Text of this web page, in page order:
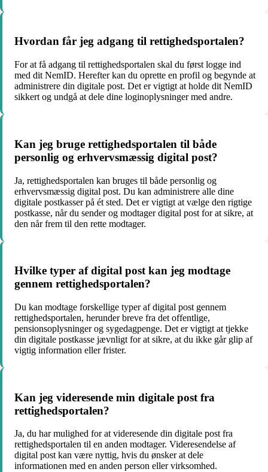
Hvordan får jeg adgang til rettighedsportalen?
For at få adgang til rettighedsportalen skal du først logge ind
med dit NemID. Herefter kan du oprette en profil og begynde at
administrere din digitale post. Det er vigtigt at holde dit NemID
sikkert og undgå at dele dine loginoplysninger med andre.
Kan jeg bruge rettighedsportalen til både
personlig og erhvervsmæssig digital post?
Ja, rettighedsportalen kan bruges til både personlig og
erhvervsmæssig digital post. Du kan administrere alle dine
digitale postkasser på ét sted. Det er vigtigt at vælge den rigtige
postkasse, når du sender og modtager digital post for at sikre, at
den når frem til den rette modtager.
Hvilke typer af digital post kan jeg modtage
gennem rettighedsportalen?
Du kan modtage forskellige typer af digital post gennem
rettighedsportalen, herunder breve fra det offentlige,
pensionsoplysninger og sygedagpenge. Det er vigtigt at tjekke
din digitale postkasse jævnligt for at sikre, at du ikke går glip af
vigtig information eller frister.
Kan jeg videresende min digitale post fra
rettighedsportalen?
Ja, du har mulighed for at videresende din digitale post fra
rettighedsportalen til en anden modtager. Videresendelse af
digital post kan være nyttig, hvis du ønsker at dele
informationen med en anden person eller virksomhed.